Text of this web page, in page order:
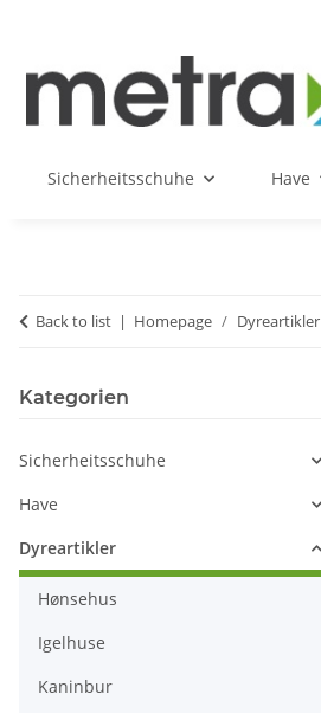
Sicherheitsschuhe Have
Back to list Homepage Dyreartikler
Kategorien
Sicherheitsschuhe
Have
Dyreartikler
Hønsehus
Igelhuse
Kaninbur